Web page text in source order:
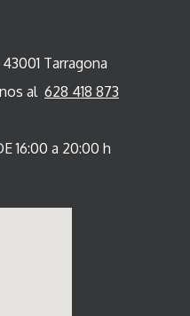
Tarragona
al 628 418 873
16:00 a 20:00 h